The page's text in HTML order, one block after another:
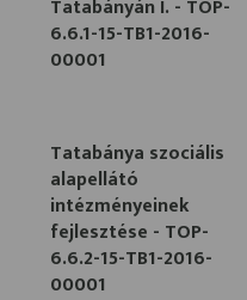
Tatabányán I. - TOP-
6.6.1-15-TB1-2016-
00001
Tatabánya szociális
alapellátó
intézményeinek
fejlesztése - TOP-
6.6.2-15-TB1-2016-
00001